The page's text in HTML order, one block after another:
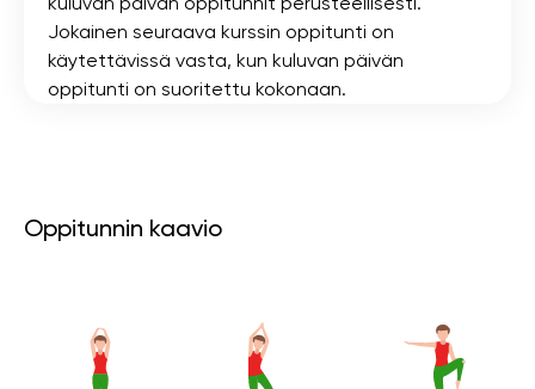
Jokainen seuraava kurssin oppitunti on
käytettävissä vasta, kun kuluvan päivän
oppitunti on suoritettu kokonaan.
Oppitunnin kaavio